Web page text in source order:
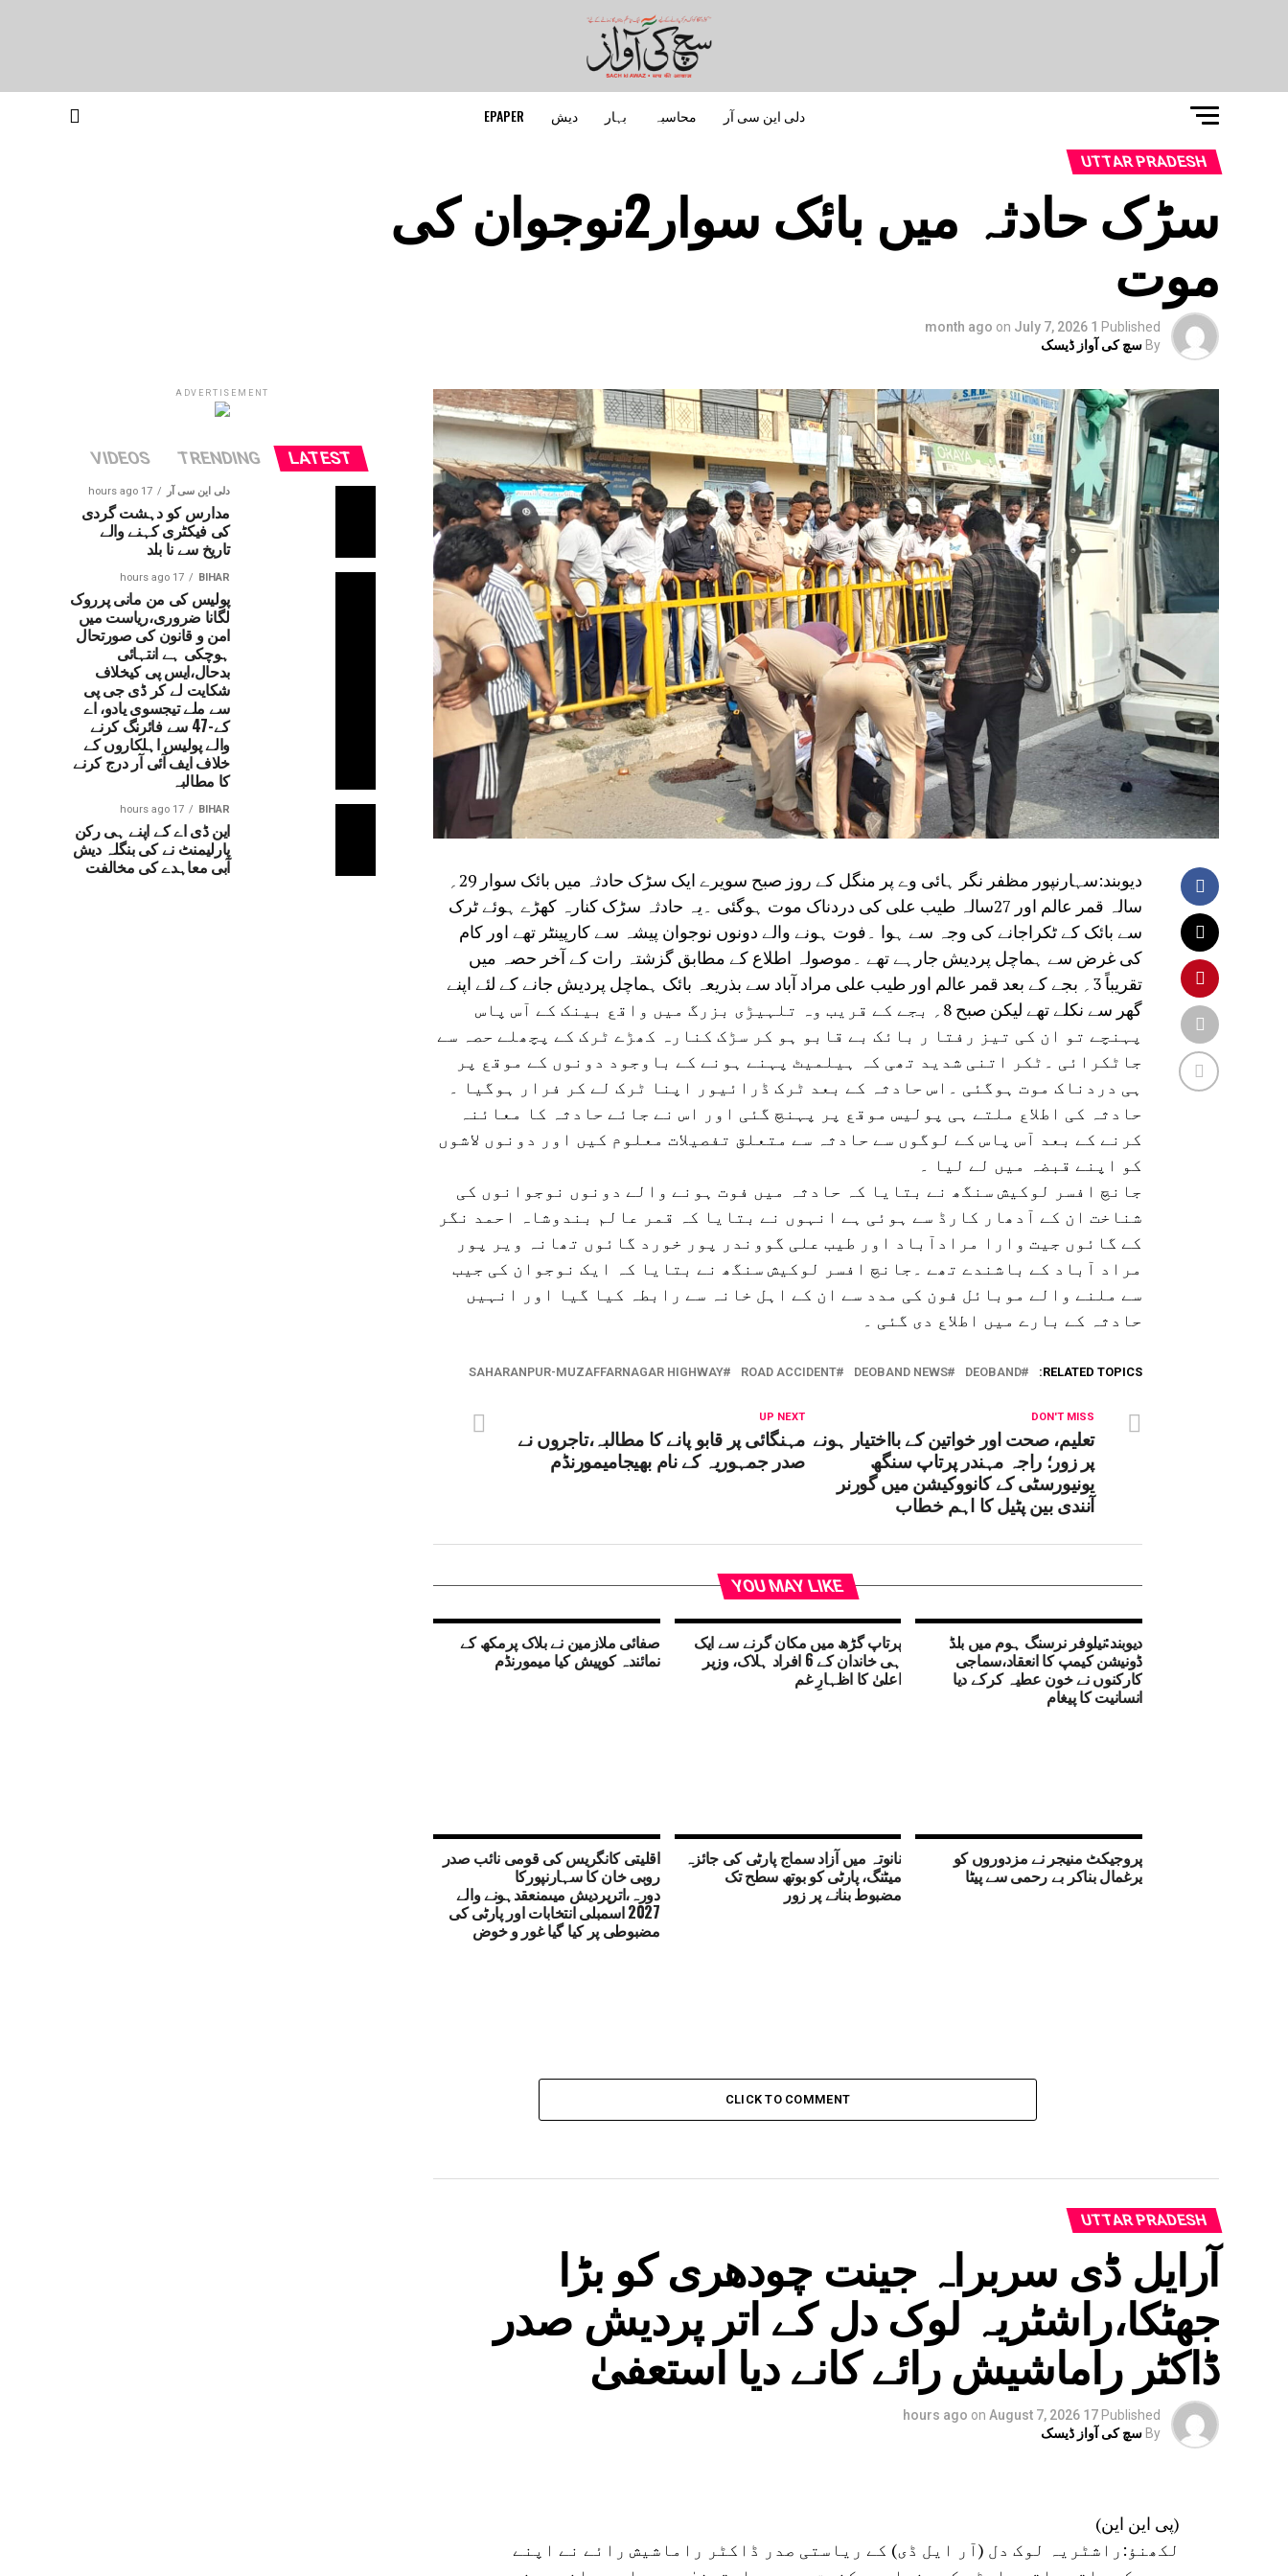
دلی این سی آر محاسبہ بہار دیش EPAPER
UTTAR PRADESH
سڑک حادثہ میں بائک سوار2نوجوان کی
موت
Published
1 month ago
on July 7, 2026
By سچ کی آواز ڈیسک
دیوبند:سہارنپور مظفر نگر ہائی وے پر منگل کے روز صبح سویرے ایک سڑک حادثہ میں بائک سوار 29؍
سالہ قمر عالم اور 27سالہ طیب علی کی دردناک موت ہوگئی ۔یہ حادثہ سڑک کنارہ کھڑے ہوئے ٹرک
سے بائک کے ٹکراجانے کی وجہ سے ہوا ۔فوت ہونے والے دونوں نوجوان پیشہ سے کارپینٹر تھے اور کام
کی غرض سے ہماچل پردیش جارہے تھے ۔موصولہ اطلاع کے مطابق گزشتہ رات کے آخر حصہ میں
تقریباً 3؍ بجے کے بعد قمر عالم اور طیب علی مراد آباد سے بذریعہ بائک ہماچل پردیش جانے کے لئے اپنے
گھر سے نکلے تھے لیکن صبح 8؍ بجے کے قریب وہ تلہیڑی بزرگ میں واقع بینک کے آس پاس
پہنچے تو ان کی تیز رفتا ر بائک بے قابو ہو کر سڑک کنارہ کھڑے ٹرک کے پچھلے حصہ سے
جاٹکرائی ۔ٹکر اتنی شدید تھی کہ ہیلمیٹ پہنے ہونے کے باوجود دونوں کے موقع پر
ہی دردناک موت ہوگئی ۔اس حادثہ کے بعد ٹرک ڈرائیور اپنا ٹرک لے کر فرار ہوگیا ۔
حادثہ کی اطلاع ملتے ہی پولیس موقع پر پہنچ گئی اور اس نے جائے حادثہ کا معائنہ
کرنے کے بعد آس پاس کے لوگوں سے حادثہ سے متعلق تفصیلات معلوم کیں اور دونوں لاشوں
کو اپنے قبضہ میں لے لیا ۔
جانچ افسر لوکیش سنگھ نے بتایا کہ حادثہ میں فوت ہونے والے دونوں نوجوانوں کی
شناخت ان کے آدھار کارڈ سے ہوئی ہے انہوں نے بتایا کہ قمر عالم بندوشاہ احمد نگر
کے گائوں جیت وارا مرادآباد اور طیب علی گووندر پور خورد گائوں تھانہ ویر پور
مراد آباد کے باشندے تھے ۔جانچ افسر لوکیش سنگھ نے بتایا کہ ایک نوجوان کی جیب
سے ملنے والے موبائل فون کی مدد سے ان کے اہل خانہ سے رابطہ کیا گیا اور انہیں
حادثہ کے بارے میں اطلاع دی گئی ۔
RELATED TOPICS:
DEOBAND
DEOBAND NEWS
ROAD ACCIDENT
SAHARANPUR-MUZAFFARNAGAR HIGHWAY
UP NEXT
مہنگائی پر قابو پانے کا مطالبہ،تاجروں نے
صدر جمہوریہ کے نام بھیجامیمورنڈم
DON'T MISS
تعلیم، صحت اور خواتین کے بااختیار ہونے
پر زور؛ راجہ مہندر پرتاپ سنگھ
یونیورسٹی کے کانووکیشن میں گورنر
آنندی بین پٹیل کا اہم خطاب
YOU MAY LIKE
دیوبند:نیلوفر نرسنگ ہوم میں بلڈ
ڈونیشن کیمپ کا انعقاد،سماجی
کارکنوں نے خون عطیہ کرکے دیا
انسانیت کا پیغام
پرتاپ گڑھ میں مکان گرنے سے ایک
ہی خاندان کے 6 افراد ہلاک، وزیر
اعلیٰ کا اظہارِ غم
صفائی ملازمین نے بلاک پرمکھ کے
نمائندہ کوپیش کیا میمورنڈم
پروجیکٹ منیجر نے مزدوروں کو
یرغمال بناکر بے رحمی سے پیٹا
نانوتہ میں آزاد سماج پارٹی کی جائزہ
میٹنگ، پارٹی کو بوتھ سطح تک
مضبوط بنانے پر زور
اقلیتی کانگریس کی قومی نائب صدر
روبی خان کا سہارنپورکا
دورہ،اترپردیش میںمنعقدہونے والے
2027 اسمبلی انتخابات اور پارٹی کی
مضبوطی پر کیا گیا غور و خوض
CLICK TO COMMENT
UTTAR PRADESH
آرایل ڈی سربراہ جینت چودھری کو بڑا
جھٹکا،راشٹریہ لوک دل کے اتر پردیش صدر
ڈاکٹر راماشیش رائے کانے دیا استعفیٰ
Published
17 hours ago
on August 7, 2026
By سچ کی آواز ڈیسک
(پی این این)
لکھنؤ:راشٹریہ لوک دل (آر ایل ڈی) کے ریاستی صدر ڈاکٹر راماشیش رائے نے اپنے
ADVERTISEMENT
LATEST
TRENDING
VIDEOS
دلی این سی آر 17 hours ago
مدارس کو دہشت گردی
کی فیکٹری کہنے والے
تاریخ سے نا بلد
BIHAR
17 hours ago
پولیس کی من مانی پرروک
لگانا ضروری،ریاست میں
امن و قانون کی صورتحال
ہوچکی ہے انتہائی
بدحال،ایس پی کیخلاف
شکایت لے کر ڈی جی پی
سے ملے تیجسوی یادو، اے
کے-47 سے فائرنگ کرنے
والے پولیس اہلکاروں کے
خلاف ایف آئی آر درج کرنے
کا مطالبہ
BIHAR
17 hours ago
این ڈی اے کے اپنے ہی رکن
پارلیمنٹ نے کی بنگلہ دیش
آبی معاہدے کی مخالفت